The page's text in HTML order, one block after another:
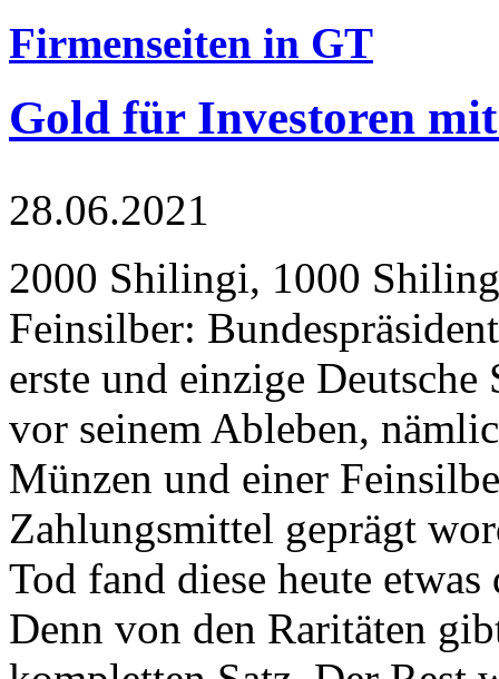
Firmenseiten in GT
Gold für Investoren
28.06.2021
2000 Shilingi, 1000
Feinsilber:
erste und einzige Deutsche
vor seinem Ableben,
Münzen und einer
Zahlungsmittel geprägt
Tod fand diese heute
Denn von den Raritäten